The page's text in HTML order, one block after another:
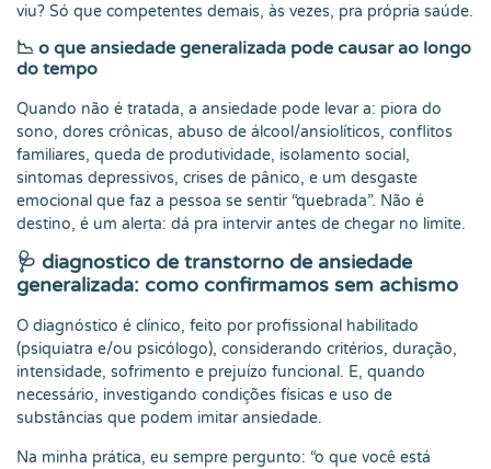
viu? Só que competentes demais, às vezes, pra própria saúde.
📉 o que ansiedade generalizada pode causar ao longo
do tempo
Quando não é tratada, a ansiedade pode levar a: piora do
sono, dores crônicas, abuso de álcool/ansiolíticos, conflitos
familiares, queda de produtividade, isolamento social,
sintomas depressivos, crises de pânico, e um desgaste
emocional que faz a pessoa se sentir “quebrada”. Não é
destino, é um alerta: dá pra intervir antes de chegar no limite.
🩺 diagnostico de transtorno de ansiedade
generalizada: como confirmamos sem achismo
O diagnóstico é clínico, feito por profissional habilitado
(psiquiatra e/ou psicólogo), considerando critérios, duração,
intensidade, sofrimento e prejuízo funcional. E, quando
necessário, investigando condições físicas e uso de
substâncias que podem imitar ansiedade.
Na minha prática, eu sempre pergunto: “o que você está